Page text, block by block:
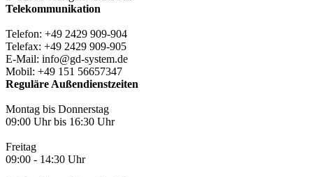
Telekommunikation
Telefon: +49 2429 909-904
Telefax: +49 2429 909-905
E-Mail: info@gd-system.de
Mobil: +49 151 56657347
Reguläre Außendienstzeiten
Montag bis Donnerstag
09:00 Uhr bis 16:30 Uhr
Freitag
09:00 - 14:30 Uhr